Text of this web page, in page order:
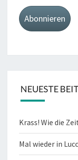
Adresse
Abonnieren
NEUESTE
Krass! Wie die
Mal wieder in